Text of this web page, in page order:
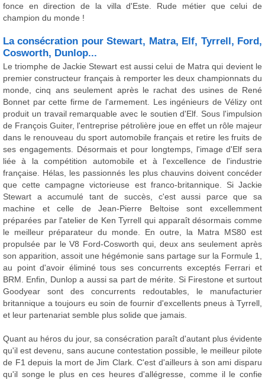
fonce en direction de la villa d'Este. Rude métier que celui de
champion du monde !
La consécration pour Stewart, Matra, Elf, Tyrrell, Ford,
Cosworth, Dunlop...
Le triomphe de Jackie Stewart est aussi celui de Matra qui devient le
premier constructeur français à remporter les deux championnats du
monde, cinq ans seulement après le rachat des usines de René
Bonnet par cette firme de l'armement. Les ingénieurs de Vélizy ont
produit un travail remarquable avec le soutien d'Elf. Sous l'impulsion
de François Guiter, l'entreprise pétrolière joue en effet un rôle majeur
dans le renouveau du sport automobile français et retire les fruits de
ses engagements. Désormais et pour longtemps, l'image d'Elf sera
liée à la compétition automobile et à l'excellence de l'industrie
française. Hélas, les passionnés les plus chauvins doivent concéder
que cette campagne victorieuse est franco-britannique. Si Jackie
Stewart a accumulé tant de succès, c'est aussi parce que sa
machine et celle de Jean-Pierre Beltoise sont excellemment
préparées par l'atelier de Ken Tyrrell qui apparaît désormais comme
le meilleur préparateur du monde. En outre, la Matra MS80 est
propulsée par le V8 Ford-Cosworth qui, deux ans seulement après
son apparition, assoit une hégémonie sans partage sur la Formule 1,
au point d'avoir éliminé tous ses concurrents exceptés Ferrari et
BRM. Enfin, Dunlop a aussi sa part de mérite. Si Firestone et surtout
Goodyear sont des concurrents redoutables, le manufacturier
britannique a toujours eu soin de fournir d'excellents pneus à Tyrrell,
et leur partenariat semble plus solide que jamais.
Quant au héros du jour, sa consécration paraît d'autant plus évidente
qu'il est devenu, sans aucune contestation possible, le meilleur pilote
de F1 depuis la mort de Jim Clark. C'est d'ailleurs à son ami disparu
qu'il songe le plus en ces heures d'allégresse, comme il le confie